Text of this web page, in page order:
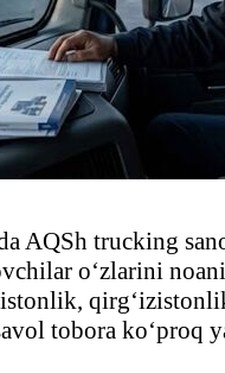
AQSh trucking
o‘zlarini
tobora ko‘proq